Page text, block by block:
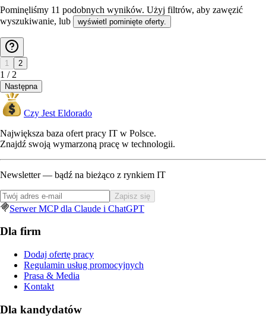
Pominęliśmy 11 podobnych wyników. Użyj filtrów, aby zawęzić
wyszukiwanie, lub
wyświetl pominięte oferty.
1 2
1 / 2
Następna
Czy Jest Eldorado
Największa baza ofert pracy IT w Polsce.
Znajdź swoją wymarzoną pracę w technologii.
Newsletter — bądź na bieżąco z rynkiem IT
Zapisz się
Serwer MCP dla Claude i ChatGPT
Dla firm
Dodaj ofertę pracy
Regulamin usług promocyjnych
Prasa & Media
Kontakt
Dla kandydatów